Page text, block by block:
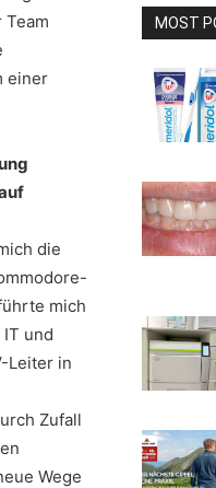
einer
die
mich
und
Leiter in
Zufall
Wege
MOST